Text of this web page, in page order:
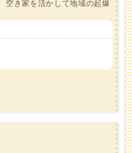
空き家を活かして地域の起爆